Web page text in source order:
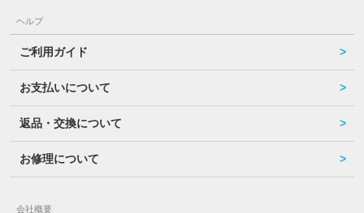
ヘルプ
ご利用ガイド
お支払いについて
返品・交換について
お修理について
会社概要